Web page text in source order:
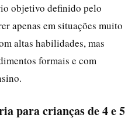
objetivo definido pelo
apenas em situações muito
altas habilidades, mas
formais e com
para crianças de 4 e 5